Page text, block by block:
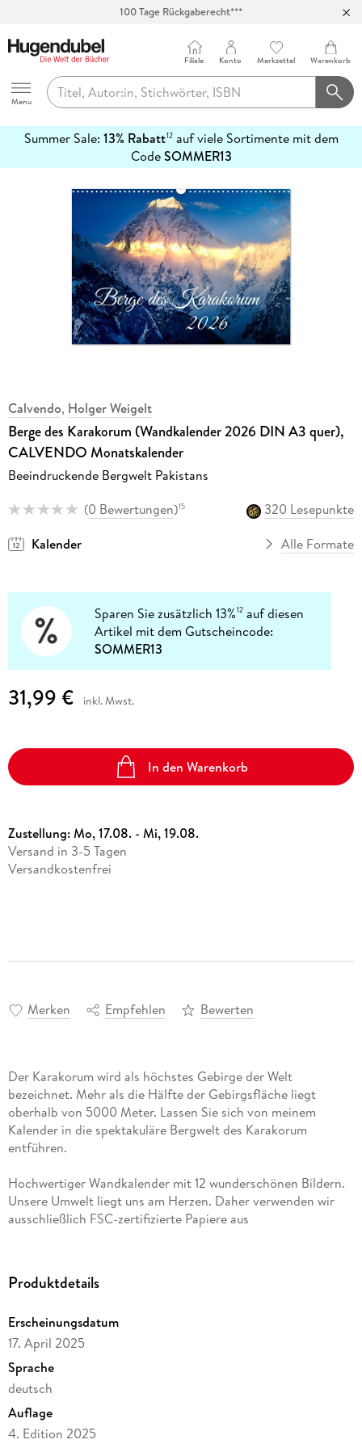
100 Tage Rückgaberecht***
Hugendubel
Menu
Filiale Konto Merkzettel Warenkorb
Summer Sale: 13% Rabatt12auf viele Sortimente mit dem
CodeSOMMER13
erfahren
Calvendo, Holger Weigelt
Berge des Karakorum (Wandkalender 2026 DIN A3 quer),
CALVENDO Monatskalender
Beeindruckende Bergwelt Pakistans
(0 Bewertungen)15
320 Lesepunkte
Kalender
Alle Formate
Sparen Sie zusätzlich 13%12 auf diesen
Artikel mit dem Gutscheincode:
SOMMER13
31,99 € inkl. Mwst.
In den Warenkorb
Zustellung:Mo, 17.08. - Mi, 19.08.
Versand in 3-5 Tagen
Versandkostenfrei
Merken Empfehlen Bewerten
Der Karakorum wird als höchstes Gebirge der Welt
bezeichnet. Mehr als die Hälfte der Gebirgsfläche liegt
oberhalb von 5000 Meter. Lassen Sie sich von meinem
Kalender in die spektakuläre Bergwelt des Karakorum
entführen.
Hochwertiger Wandkalender mit 12 wunderschönen Bildern.
Unsere Umwelt liegt uns am Herzen. Daher verwenden wir
ausschließlich FSC-zertifizierte Papiere aus
Germany) produzieren. Wir halten unsere Transportwege kurz
14 Seiten bestehend aus 1 Cover | 12 Monatsseiten | 1
Indexseite | Papprücken hinten
Dieser erfolgreiche Kalender wurde dieses Jahr mit gleichen
Bildern und aktualisiertem Kalendarium wiederveröffentlicht.
Produktdetails
Erscheinungsdatum
17. April 2025
Sprache
deutsch
Auflage
4. Edition 2025